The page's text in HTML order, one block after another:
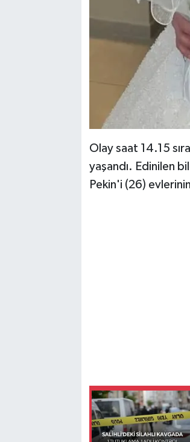
Olay saat 14.15
yaşandı. Edinilen
Pekin'i (26)